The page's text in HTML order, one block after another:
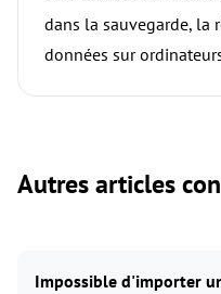
dans la sauvegarde, la
données sur
Autres articles
Impossible d'importer